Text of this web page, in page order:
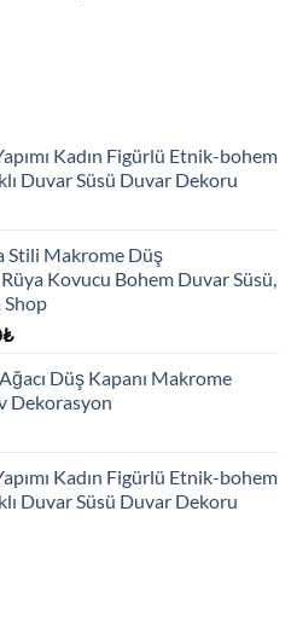
Kadın Figürlü Etnik-bohem
Duvar Süsü Duvar Dekoru
Stili Makrome Düş
Kovucu Bohem Duvar Süsü,
₺Şu
fiyat:
725,00₺.
Düş Kapanı Makrome
Dekorasyon
Kadın Figürlü Etnik-bohem
Duvar Süsü Duvar Dekoru